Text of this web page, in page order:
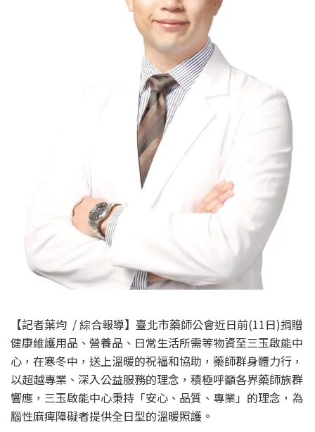
【記者葉均 / 綜合報導】臺北市藥師公會近日前(11日)捐贈
健康維護用品、營養品、日常生活所需等物資至三玉啟能中
心，在寒冬中，送上溫暖的祝福和協助，藥師群身體力行，
以超越專業、深入公益服務的理念，積極呼籲各界藥師族群
響應，三玉啟能中心秉持「安心、品質、專業」的理念，為
腦性麻痺障礙者提供全日型的溫暖照護。